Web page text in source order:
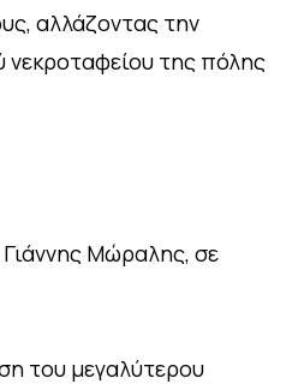
αλλάζοντας την
νεκροταφείου της πόλης
Μώραλης, σε
του μεγαλύτερου